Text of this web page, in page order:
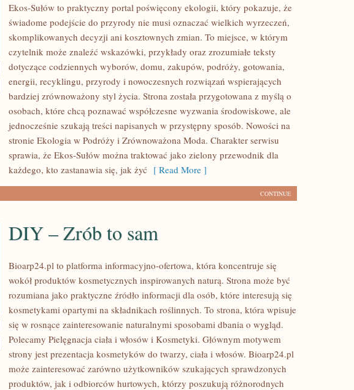
DOMU
Ekos-Sułów to praktyczny portal poświęcony ekologii, który pokazuje, że
świadome podejście do przyrody nie musi oznaczać wielkich wyrzeczeń,
skomplikowanych decyzji ani kosztownych zmian. To miejsce, w którym
czytelnik może znaleźć wskazówki, przykłady oraz zrozumiałe teksty
dotyczące codziennych wyborów, domu, zakupów, podróży, gotowania,
energii, recyklingu, przyrody i nowoczesnych rozwiązań wspierających
bardziej zrównoważony styl życia. Strona została przygotowana z myślą o
osobach, które chcą poznawać współczesne wyzwania środowiskowe, ale
jednocześnie szukają treści napisanych w przystępny sposób. Nowości na
stronie Ekologia w Podróży i Zrównoważona Moda. Charakter serwisu
sprawia, że Ekos-Sułów można traktować jako zielony przewodnik dla
każdego, kto zastanawia się, jak żyć [ Read More ]
CONTINUE
ZRÓB
DIY – Zrób to sam
Bioarp24.pl to platforma informacyjno-ofertowa, która koncentruje się
wokół produktów kosmetycznych inspirowanych naturą. Strona może być
rozumiana jako praktyczne źródło informacji dla osób, które interesują się
kosmetykami opartymi na składnikach roślinnych. To strona, która wpisuje
się w rosnące zainteresowanie naturalnymi sposobami dbania o wygląd.
Polecamy Pielęgnacja ciała i włosów i Kosmetyki. Głównym motywem
strony jest prezentacja kosmetyków do twarzy, ciała i włosów. Bioarp24.pl
może zainteresować zarówno użytkowników szukających sprawdzonych
produktów, jak i odbiorców hurtowych, którzy poszukują różnorodnych